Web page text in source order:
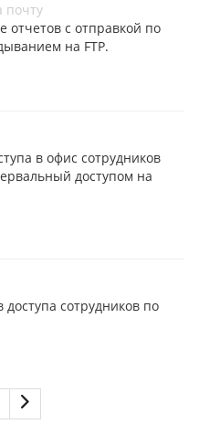
почту
отчетов с отправкой по
на FTP.
в офис сотрудников
доступом на
сотрудников по